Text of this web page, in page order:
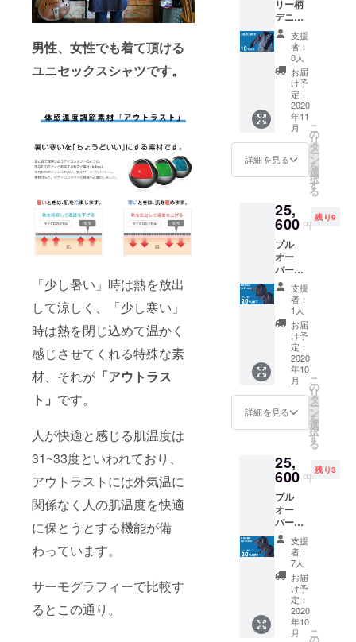
男性、女性でも着て頂ける
ユニセックスシャツです。
「少し暑い」時は熱を放出
して涼しく、「少し寒い」
時は熱を閉じ込めて温かく
感じさせてくれる特殊な素
材、それが 「アウトラス
ト」 です。
人が快適と感じる肌温度は
31~33度といわれており、
アウトラストには外気温に
関係なく人の肌温度を快適
に保とうとする機能が備
わっています。
サーモグラフィーで比較す
るとこの通り。
更のご
希望が
あれ
ば、お
受けい
たしま
す。
ただ
し、往
復の送
担いた
だく形
注意事
項： 水
洗いで
移染し
やすい
ので他
のもの
と分け
て洗っ
てくだ
さい。
長時間
の浸漬
や濡れ
たまま
は避
け、洗
してく
ださ
い。 家
庭での
タンブ
ラー乾
燥は、
お避け
くださ
い。 ア
イロン
は当て
布使
用。
レタ
ン 2％
鹿の子
素材
綿
55％
ポリエ
ステ
ル
45％ 原
産地：
後：サ
イズ変
更のご
希望が
あれ
ば、お
受けい
たしま
す。
ただ
し、往
復の送
料を負
担いた
になり
ます。
洗いで
移染し
やすい
ので他
のもの
と分け
て洗っ
てくだ
さい。
長時間
の浸漬
や濡れ
たまま
の放置
ムシャ
ツ生地
素材：
デニム
生地
綿
46％
ポリエ
ステ
ル
30％
ン
22％
ポリウ
レタ
ン 2％
鹿の子
素材
綿
55％
ポリエ
ステ
ル
45％ 原
注文
後：サ
イズ変
更のご
希望が
あれ
ば、お
受けい
たしま
す。
ただ
し、往
復の送
リー柄
デニム
シャツ
×1 【11
月末お
届け
CAMPF
IRE割
1,600円
OFF！
！】 販
売価
格：定
価
16,000
15%OF
F→14,4
00円 サ
イズ：
S・M・
L デニ
ムシャ
ツ生地
素材：
デニム
生地
綿
46％
ポリエ
ステ
レーヨ
ン
22％
ポリウ
レタ
ン 2％
鹿の子
素材
綿
55％
支援
者：
0人
お届
け予
定：
2020
年11
月
詳細を見る
こ
の
リ
タ
ー
ン
を
選
択
す
る
25,
600 円
残り9
プル
オー
バーデ
ニム
シャツ2
枚セッ
ト プル
オー
バーデ
ニム
シャツ
×2 【10
月末お
届け 早
割6,400
円
！】 販
売価
格：定
価
32,000
円の
20%OF
F→25,6
00円 サ
イズ：
S・M・
L 生地
素材：
綿
46％
支援
者：
1人
お届
け予
定：
2020
年10
月
詳細を見る
こ
の
リ
タ
ー
ン
を
選
択
す
る
25,
600 円
残り3
プル
オー
バーデ
ニム
シャツ
＆ デニ
ムシャ
ツセッ
オー
バーデ
ニム
支援
者：
7人
お届
け予
定：
2020
年10
月
こ